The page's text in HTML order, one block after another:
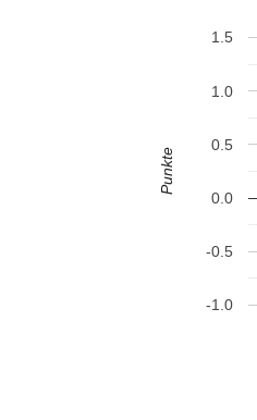
-1.0
-0.5
0.0
0.5
1.0
1.5
Punkte